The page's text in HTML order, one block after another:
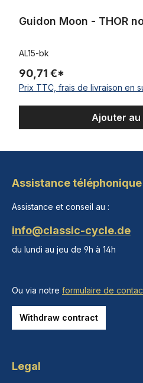
Guidon Moon - THOR
AL15-bk
90,71 €*
Prix TTC, frais de livraison en
Ajouter au
Assistance téléphonique
Assistance et conseil au :
info@classic-cycle.de
du lundi au jeu de 9h à 14h
Ou via notre formulaire de
Withdraw contract
Legal